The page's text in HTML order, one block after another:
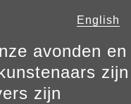
English
avonden en
zijn
zijn